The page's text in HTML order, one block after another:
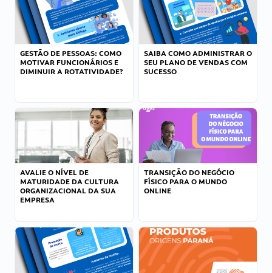
GESTÃO DE PESSOAS: COMO
MOTIVAR FUNCIONÁRIOS E
DIMINUIR A ROTATIVIDADE?
SAIBA COMO ADMINISTRAR O
SEU PLANO DE VENDAS COM
SUCESSO
AVALIE O NÍVEL DE
MATURIDADE DA CULTURA
ORGANIZACIONAL DA SUA
EMPRESA
TRANSIÇÃO DO NEGÓCIO
FÍSICO PARA O MUNDO
ONLINE